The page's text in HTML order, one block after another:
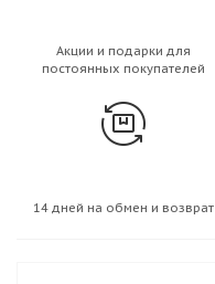
Акции и подарки для
постоянных покупателей
14 дней на обмен и возврат